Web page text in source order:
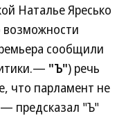
Наталье Яресько
возможности
сообщили
"Ъ") речь
что парламент не
предсказал "Ъ"